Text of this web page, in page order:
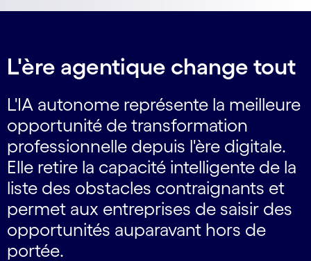
L'ère agentique change tout
L'IA autonome représente la meilleure
opportunité de transformation
professionnelle depuis l'ère digitale.
Elle retire la capacité intelligente de la
liste des obstacles contraignants et
permet aux entreprises de saisir des
opportunités auparavant hors de
portée.